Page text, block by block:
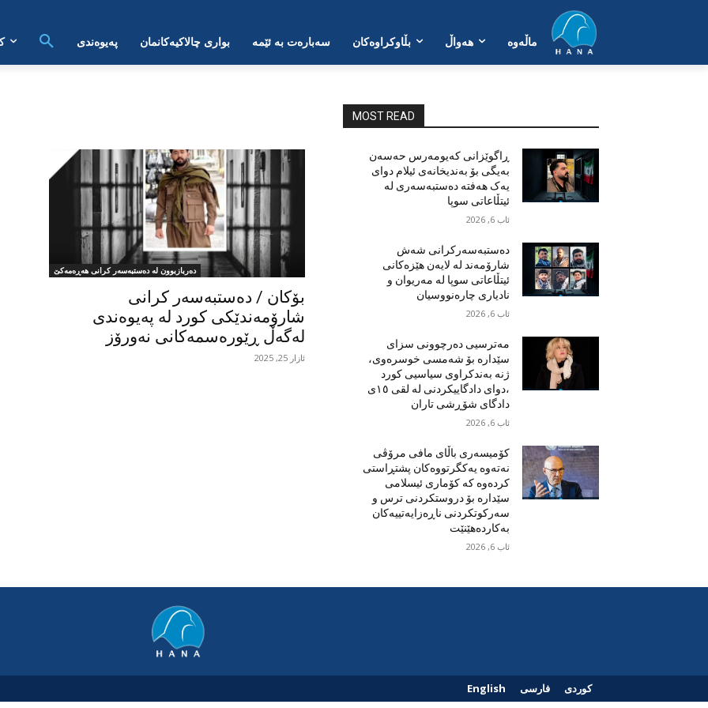
ماڵەوە هەواڵ بڵاوکراوەکان سەبارەت بە ئێمە بواری چالاکیەکانمان پەیوەندی
دەربازبوون لە دەستبەسەر کرانی هەڕەمەکێ
بۆکان / دەستبەسەر کرانی
شارۆمەندێکی کورد لە پەیوەندی
لەگەڵ ڕێورەسمەکانی نەورۆز
ئازار 25, 2025
MOST READ
ڕاگوێزانی کەیومەرس حەسەن
بەیگی بۆ بەندیخانەی ئیلام دوای
یەک هەفتە دەستبەسەری لە
ئیتڵاعاتی سوپا
ئاب 6, 2026
دەستبەسەرکرانی شەش
شارۆمەند لە لایەن هێزەکانی
ئیتڵاعاتی سوپا لە مەریوان و
نادیاری چارەنووسیان
ئاب 6, 2026
مەترسیی دەرچوونی سزای
سێدارە بۆ شەمسی خوسرەوی،
ژنە بەندکراوی سیاسیی کورد
،دوای دادگاییکردنی لە لقی ١٥ی
دادگای شۆڕشی تاران
ئاب 6, 2026
کۆمیسەری باڵای مافی مرۆڤی
نەتەوە یەکگرتووەکان پشتڕاستی
کردەوە کە کۆماری ئیسلامی
سێدارە بۆ دروستکردنی ترس و
سەرکوتکردنی ناڕەزایەتییەکان
بەکاردەهێنێت
ئاب 6, 2026
English فارسی کوردی